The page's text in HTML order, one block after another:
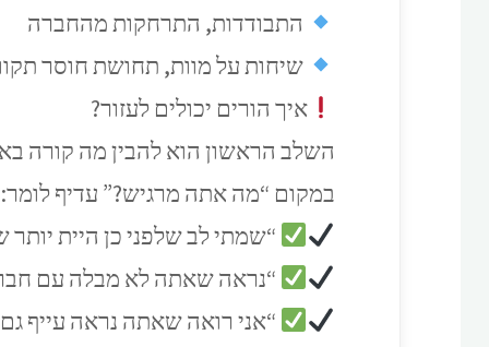
התבודדות, התרחקות מהחברה
שיחות על מוות, תחושת חוסר
איך הורים יכולים לעזור?
השלב הראשון הוא להבין מה קורה
במקום “מה אתה מרגיש?” עדיף לומר:
“שמתי לב שלפני כן היית
“נראה שאתה לא מבלה עם
“אני רואה שאתה נראה עייף